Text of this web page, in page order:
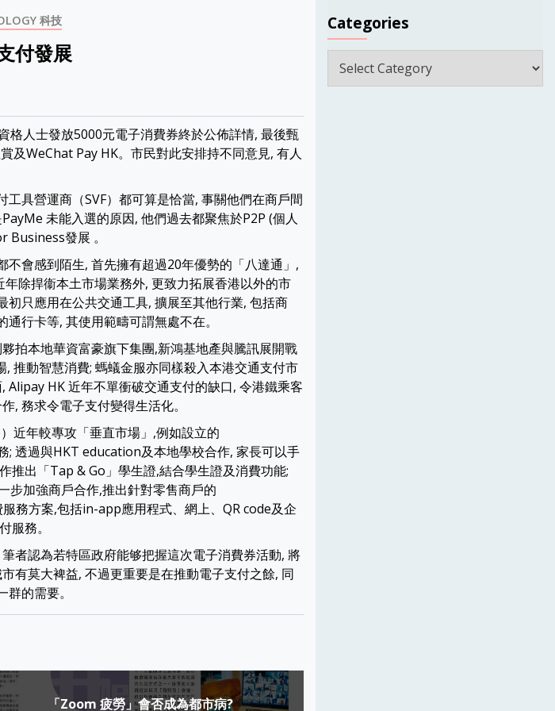
科技
付發展
格人士發放5000元電子消費券終於公佈詳情, 最後甄
及WeChat Pay HK。市民對此安排持不同意見, 有人
具營運商（SVF）都可算是恰當, 事關他們在商戶間
未能入選的原因, 他們過去都聚焦於P2P (個人
Business發展 。
會感到陌生, 首先擁有超過20年優勢的「八達通」,
除捍衞本土市場業務外, 更致力拓展香港以外的市
初只應用在公共交通工具, 擴展至其他行業, 包括商
行卡等, 其使用範疇可謂無處不在。
拍本地華資富豪旗下集團,新鴻基地產與騰訊展開戰
推動智慧消費; 螞蟻金服亦同樣殺入本港交通支付市
Alipay HK 近年不單衝破交通支付的缺口, 令港鐵乘客
, 務求令電子支付變得生活化。
近年較專攻「垂直市場」,例如設立的
; 透過與HKT education及本地學校合作, 家長可以手
推出「Tap & Go」學生證,結合學生證及消費功能;
步加強商戶合作,推出針對零售商戶的
務方案,包括in-app應用程式、網上、QR code及企
服務。
者認為若特區政府能够把握這次電子消費券活動, 將
有莫大裨益, 不過更重要是在推動電子支付之餘, 同
的需要。
「Zoom 疲勞」會否成為都市病?
Categories
Categories